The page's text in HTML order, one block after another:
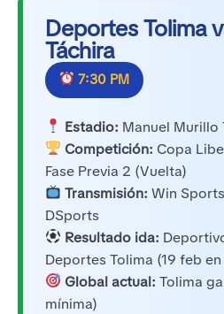
Deportes Tolima
Táchira
7:30 PM
Estadio: Manuel Murillo
Competición: Copa
Fase Previa 2 (Vuelta)
Transmisión: Win
DSports
Resultado ida:
Deportes Tolima (19 feb
Global actual: Tolima
mínima)